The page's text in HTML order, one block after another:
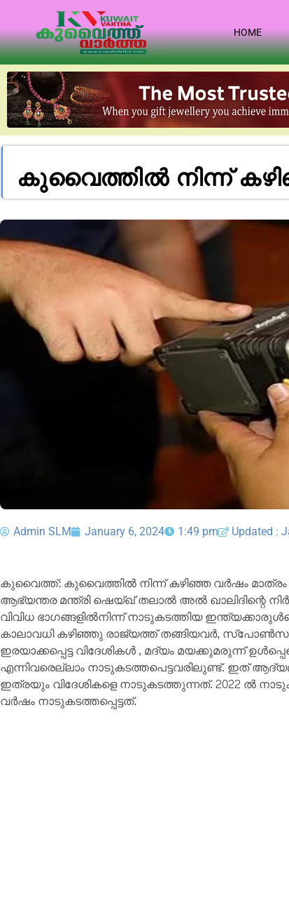
HOME
കുവൈത്തിൽ നിന്ന്
Admin SLM January 6, 2024 1:49 pm Updated :
കുവൈത്ത്: കുവൈത്തിൽ നിന്ന് കഴിഞ്ഞ വർഷം മാത്രം
ആഭ്യന്തര മന്ത്രി ഷെയ്ഖ് തലാൽ അൽ ഖാലിദിന്റെ
വിവിധ ഭാഗങ്ങളിൽനിന്ന് നാടുകടത്തിയ
കാലാവധി കഴിഞ്ഞു രാജ്യത്ത് തങ്ങിയവർ,
ഇരയാക്കപ്പെട്ട വിദേശികൾ , മദ്യം മയക്കുമരുന്ന്
എന്നിവരെല്ലാം നാടുകടത്തപെട്ടവരിലുണ്ട്. ഇത്
ഇത്രയും വിദേശികളെ നാടുകടത്തുന്നത്. 2022 ൽ
വർഷം നാടുകടത്തപ്പെട്ടത്.